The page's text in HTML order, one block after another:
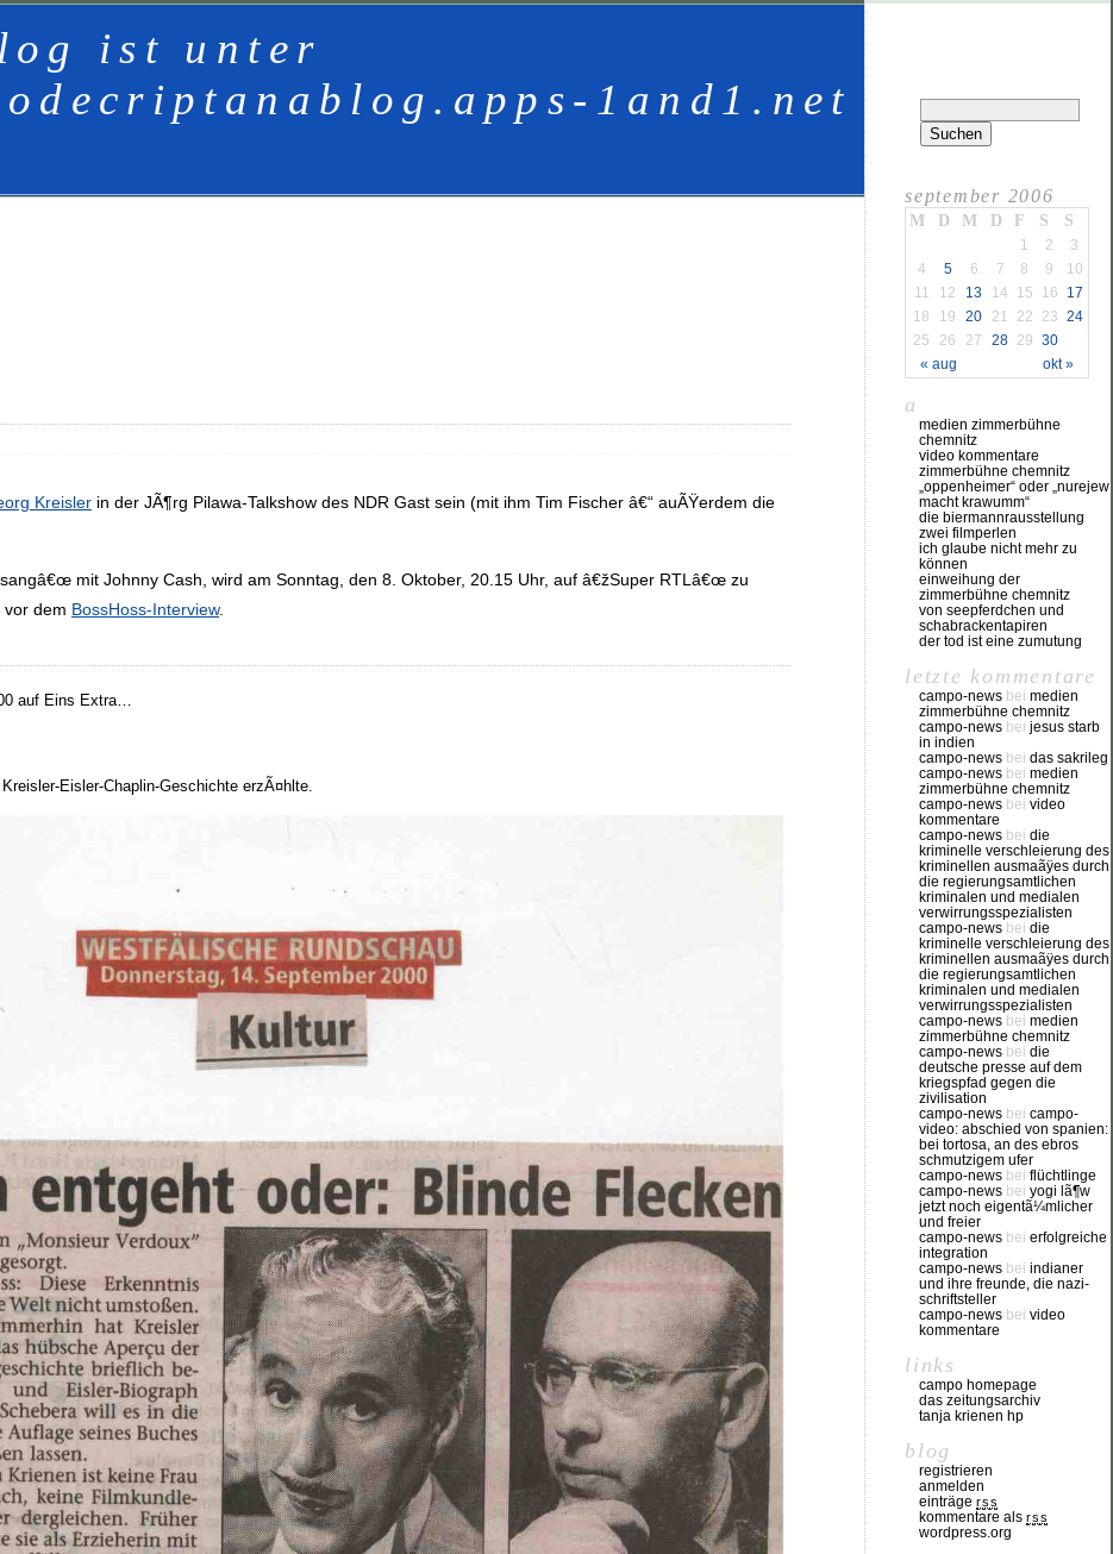
ist unter
1and1.net
Kreisler in der JÃ¶rg Pilawa-Talkshow des NDR Gast sein (mit ihm Tim Fischer â€“ auÃŸerdem die
mit Johnny Cash, wird am Sonntag, den 8. Oktober, 20.15 Uhr, auf â€žSuper RTLâ€œ zu
vor dem BossHoss-Interview.
auf Eins Extra…
Eisler-Chaplin-Geschichte erzÃ¤hlte.
september 2006
M D M D F S S
« aug okt »
1 2
3
4
5 6 7 8 9
10
11
12 13 14 15 16
17
18
19 20 21 22 23 24
25
26 27 28 29 30
a
medien zimmerbühne
chemnitz
video kommentare
zimmerbühne chemnitz
„oppenheimer“ oder „nurejew
macht krawumm“
die biermannrausstellung
zwei filmperlen
ich glaube nicht mehr zu
können
einweihung der
zimmerbühne chemnitz
von seepferdchen und
schabrackentapiren
der tod ist eine zumutung
letzte kommentare
campo-news bei medien
zimmerbühne chemnitz
campo-news bei jesus starb
in indien
campo-news bei das sakrileg
campo-news bei medien
zimmerbühne chemnitz
campo-news bei video
kommentare
campo-news bei die
kriminelle verschleierung des
kriminellen ausmaãÿes durch
die regierungsamtlichen
kriminalen und medialen
verwirrungsspezialisten
campo-news bei die
kriminelle verschleierung des
kriminellen ausmaãÿes durch
die regierungsamtlichen
kriminalen und medialen
verwirrungsspezialisten
campo-news bei medien
zimmerbühne chemnitz
campo-news bei die
deutsche presse auf dem
kriegspfad gegen die
zivilisation
campo-news bei campo-
video: abschied von spanien:
bei tortosa, an des ebros
schmutzigem ufer
campo-news bei flüchtlinge
campo-news bei yogi lã¶w
jetzt noch eigentã¼mlicher
und freier
campo-news bei erfolgreiche
integration
campo-news bei indianer
und ihre freunde, die nazi-
schriftsteller
campo-news bei video
kommentare
links
campo homepage
das zeitungsarchiv
tanja krienen hp
blog
registrieren
anmelden
einträge rss
kommentare als rss
wordpress.org